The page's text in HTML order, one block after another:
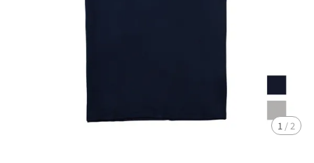
1 / 2